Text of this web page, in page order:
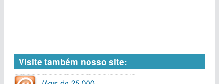
Visite também nosso site: